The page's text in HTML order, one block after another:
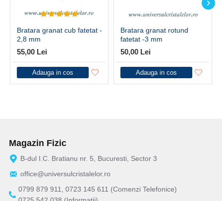
Bratara granat cub fatetat -
2,8 mm
55,00 Lei
Adauga in cos
Bratara granat rotund
fatetat -3 mm
50,00 Lei
Adauga in cos
Magazin Fizic
B-dul I.C. Bratianu nr. 5, Bucuresti, Sector 3
office@universulcristalelor.ro
0799 879 911, 0723 145 611 (Comenzi Telefonice)